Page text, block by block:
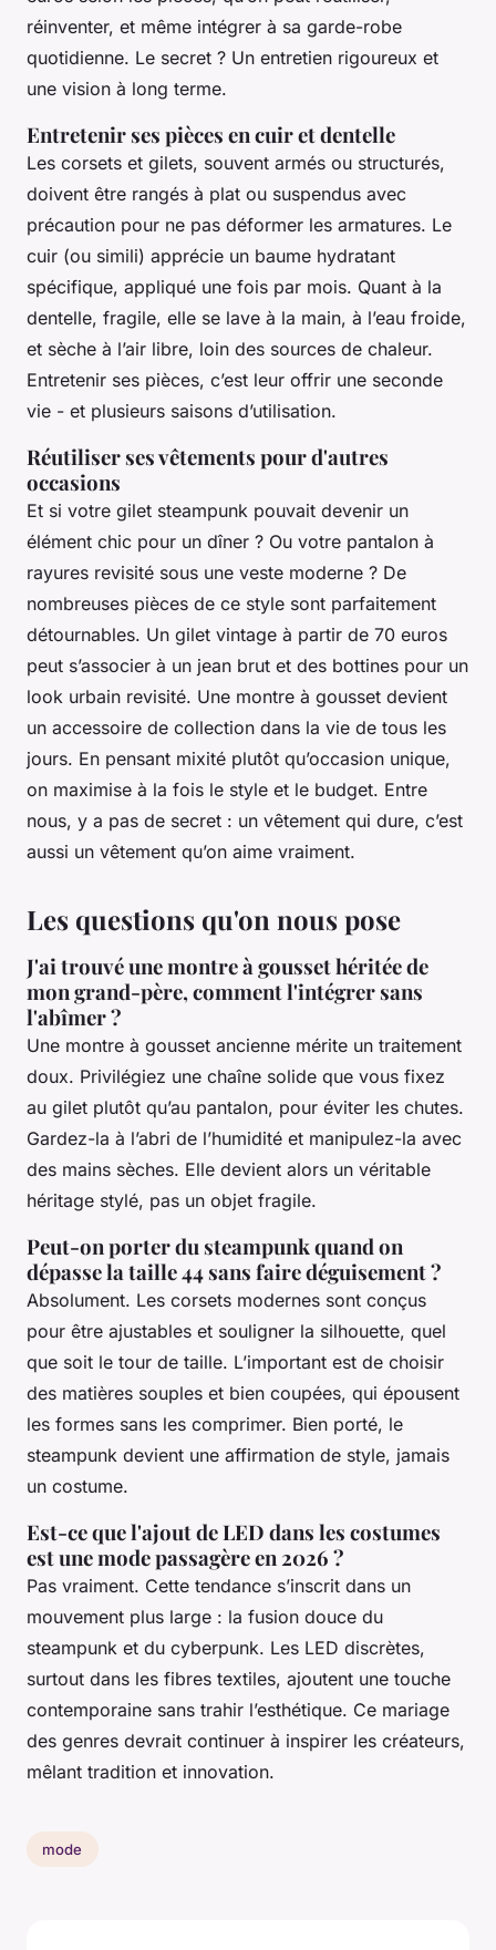
réinventer, et même intégrer à sa garde-robe
quotidienne. Le secret ? Un entretien rigoureux et
une vision à long terme.
Entretenir ses pièces en cuir et dentelle
Les corsets et gilets, souvent armés ou structurés,
doivent être rangés à plat ou suspendus avec
précaution pour ne pas déformer les armatures. Le
cuir (ou simili) apprécie un baume hydratant
spécifique, appliqué une fois par mois. Quant à la
dentelle, fragile, elle se lave à la main, à l’eau froide,
et sèche à l’air libre, loin des sources de chaleur.
Entretenir ses pièces, c’est leur offrir une seconde
vie - et plusieurs saisons d’utilisation.
Réutiliser ses vêtements pour d'autres
occasions
Et si votre gilet steampunk pouvait devenir un
élément chic pour un dîner ? Ou votre pantalon à
rayures revisité sous une veste moderne ? De
nombreuses pièces de ce style sont parfaitement
détournables. Un gilet vintage à partir de 70 euros
peut s’associer à un jean brut et des bottines pour un
look urbain revisité. Une montre à gousset devient
un accessoire de collection dans la vie de tous les
jours. En pensant mixité plutôt qu’occasion unique,
on maximise à la fois le style et le budget. Entre
nous, y a pas de secret : un vêtement qui dure, c’est
aussi un vêtement qu’on aime vraiment.
Les questions qu'on nous pose
J'ai trouvé une montre à gousset héritée de
mon grand-père, comment l'intégrer sans
l'abîmer ?
Une montre à gousset ancienne mérite un traitement
doux. Privilégiez une chaîne solide que vous fixez
au gilet plutôt qu’au pantalon, pour éviter les chutes.
Gardez-la à l’abri de l’humidité et manipulez-la avec
des mains sèches. Elle devient alors un véritable
héritage stylé, pas un objet fragile.
Peut-on porter du steampunk quand on
dépasse la taille 44 sans faire déguisement ?
Absolument. Les corsets modernes sont conçus
pour être ajustables et souligner la silhouette, quel
que soit le tour de taille. L’important est de choisir
des matières souples et bien coupées, qui épousent
les formes sans les comprimer. Bien porté, le
steampunk devient une affirmation de style, jamais
un costume.
Est-ce que l'ajout de LED dans les costumes
est une mode passagère en 2026 ?
Pas vraiment. Cette tendance s’inscrit dans un
mouvement plus large : la fusion douce du
steampunk et du cyberpunk. Les LED discrètes,
surtout dans les fibres textiles, ajoutent une touche
contemporaine sans trahir l’esthétique. Ce mariage
des genres devrait continuer à inspirer les créateurs,
mêlant tradition et innovation.
mode